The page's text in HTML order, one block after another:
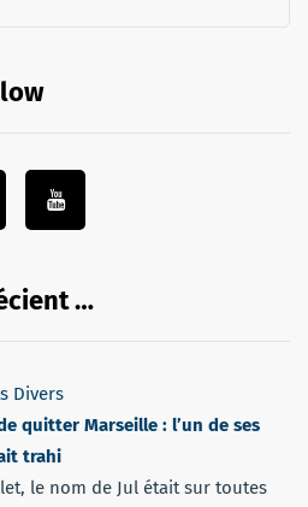
…
Divers
quitter Marseille : l’un de ses
trahi
le nom de Jul était sur toutes